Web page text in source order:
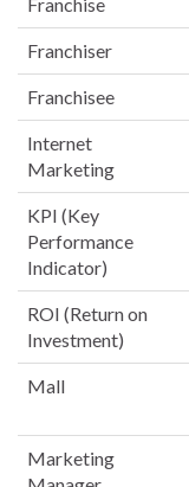
Franchiser
Franchisee
Internet
Marketing
KPI (Key
Performance
Indicator)
ROI (Return on
Investment)
Mall
Marketing